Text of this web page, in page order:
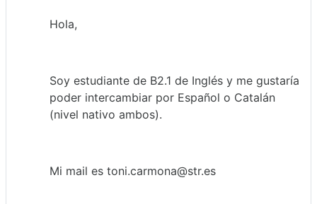
Hola,
Soy estudiante de B2.1 de Inglés y me gustaría
poder intercambiar por Español o Catalán
(nivel nativo ambos).
Mi mail es toni.carmona@str.es